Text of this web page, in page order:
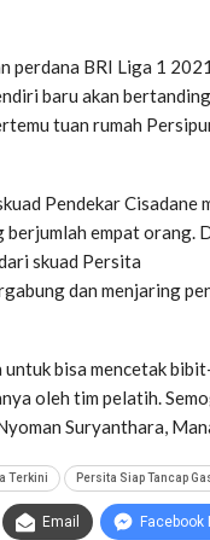
perdana BRI Liga 1
baru akan
tuan rumah
Pendekar
berjumlah empat orang.
skuad Persita
dan menjaring
bisa mencetak
oleh tim pelatih.
Suryanthara,
Terkini Persita Siap Tancap
Email